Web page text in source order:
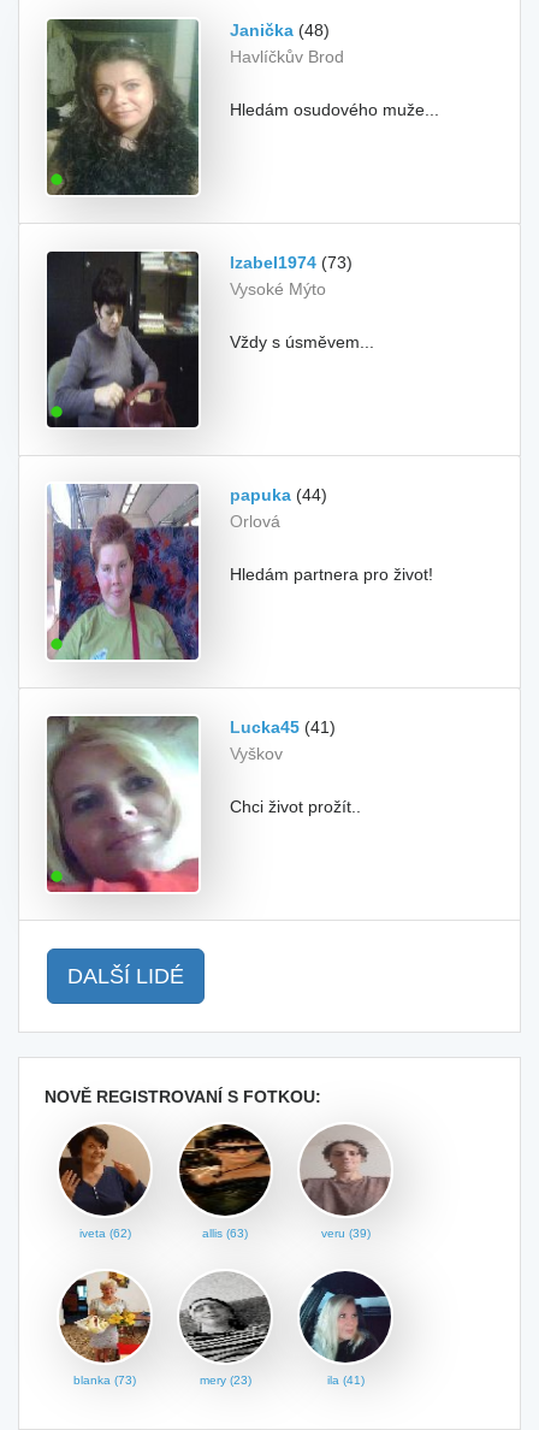
Janička (48)
Havlíčkův Brod
Hledám osudového muže...
Izabel1974 (73)
Vysoké Mýto
Vždy s úsměvem...
papuka (44)
Orlová
Hledám partnera pro život!
Lucka45 (41)
Vyškov
Chci život prožít..
DALŠÍ LIDÉ
NOVĚ REGISTROVANÍ S FOTKOU:
iveta (62) allis (63) veru (39)
blanka (73) mery (23) ila (41)